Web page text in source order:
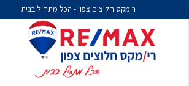
רימקס חלוצים צפון - הכל מתחיל בבית
נח איציקזון- זכיין